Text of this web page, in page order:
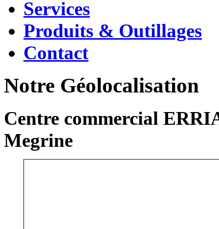
Services
Produits & Outillages
Contact
Notre Géolocalisation
Centre commercial
Megrine